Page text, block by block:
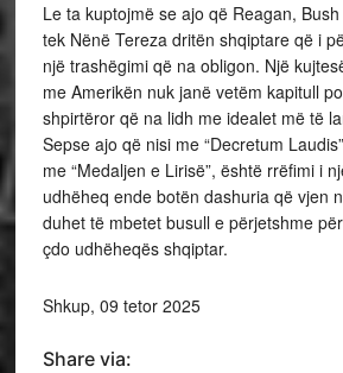
Le ta kuptojmë se ajo që Reagan,
tek Nënë Tereza dritën shqiptare që i
një trashëgimi që na obligon. Një
me Amerikën nuk janë vetëm kapitull
shpirtëror që na lidh me idealet më të
Sepse ajo që nisi me “Decretum
me “Medaljen e Lirisë”, është rrëfimi i
udhëheq ende botën dashuria që vjen
duhet të mbetet busull e përjetshme
çdo udhëheqës shqiptar.
Shkup, 09 tetor 2025
Share via: